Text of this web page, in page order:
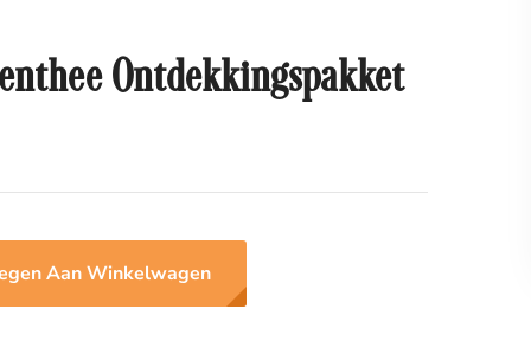
Ontdekkingspakket
Aan Winkelwagen